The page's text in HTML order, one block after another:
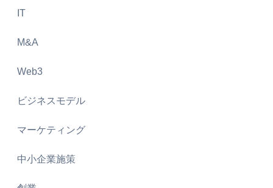
IT
M&A
Web3
ビジネスモデル
マーケティング
中小企業施策